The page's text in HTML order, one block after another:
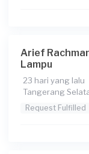
Arief
Lampu
23 hari yang lalu
Tangerang
Request Fulfilled